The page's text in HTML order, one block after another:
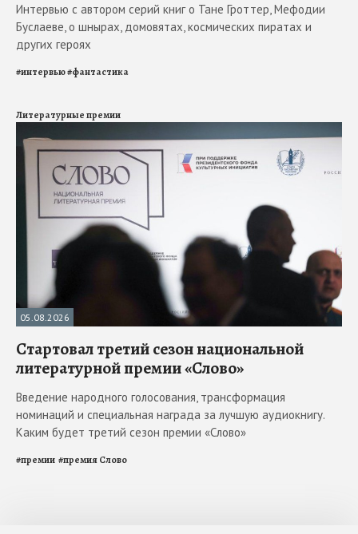
Интервью с автором серий книг о Тане Гроттер, Мефодии
Буслаеве, о шнырах, домовятах, космических пиратах и
других героях
#интервью#фантастика
Литературные премии
05.08.2026
Стартовал третий сезон национальной
литературной премии «Слово»
Введение народного голосования, трансформация
номинаций и специальная награда за лучшую аудиокнигу.
Каким будет третий сезон премии «Слово»
#премии #премия Слово